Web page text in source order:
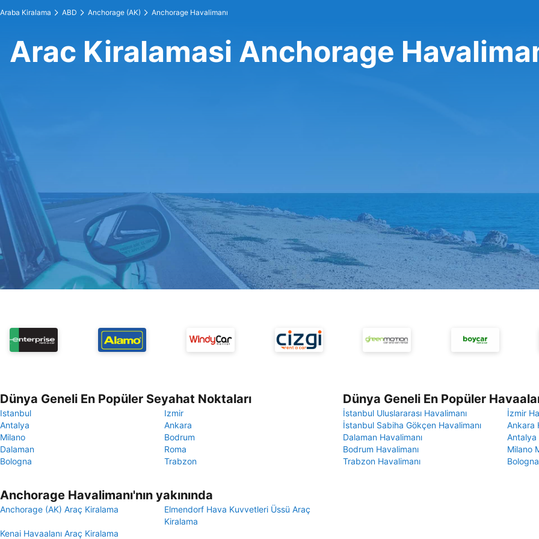
Araba Kiralama ABD Anchorage (AK) Anchorage Havalimanı
Arac Kiralamasi Anchorage
Dünya Geneli En Popüler Seyahat Noktaları
Istanbul
Izmir
Antalya
Ankara
Milano
Bodrum
Dalaman
Roma
Bologna
Trabzon
Dünya Geneli En Popüler
İstanbul Uluslararası Havalimanı
İzmir
İstanbul Sabiha Gökçen Havalimanı
Ankara
Dalaman Havalimanı
Antalya
Bodrum Havalimanı
Milano
Trabzon Havalimanı
Anchorage Havalimanı'nın yakınında
Anchorage (AK) Araç Kiralama
Elmendorf Hava Kuvvetleri Üssü Araç
Kiralama
Kenai Havaalanı Araç Kiralama